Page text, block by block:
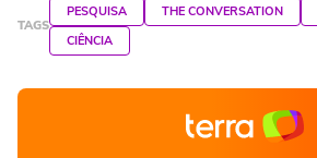
TAGS
PESQUISA THE CONVERSATION
CIÊNCIA